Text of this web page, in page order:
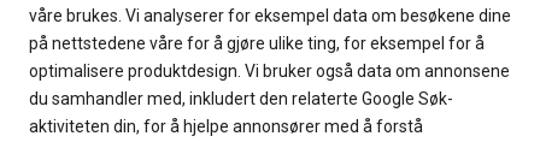
våre brukes. Vi analyserer for eksempel data om besøkene dine
på nettstedene våre for å gjøre ulike ting, for eksempel for å
optimalisere produktdesign. Vi bruker også data om annonsene
du samhandler med, inkludert den relaterte Google Søk-
aktiviteten din, for å hjelpe annonsører med å forstå